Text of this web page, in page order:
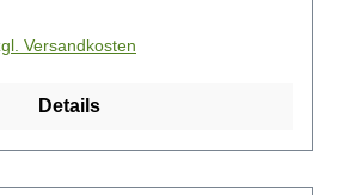
Versandkosten
Details